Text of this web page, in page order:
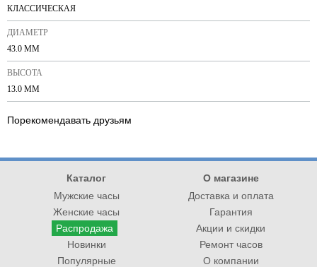
КЛАССИЧЕСКАЯ
ДИАМЕТР
43.0 ММ
ВЫСОТА
13.0 ММ
Порекомендавать друзьям
Каталог
О магазине
Доставка и оплата
Гарантия
Акции и скидки
Ремонт часов
О компании
Мужские часы
Женские часы
Распродажа
Новинки
Популярные